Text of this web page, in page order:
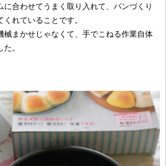
に合わせてうまく取り入れて、パンづくり
れていることです。
械まかせじゃなくて、手でこねる作業自体
。